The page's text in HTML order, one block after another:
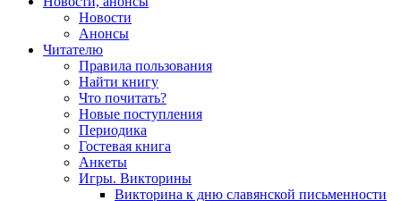
Новости
Анонсы
Читателю
Правила пользования
Найти книгу
Что почитать?
Новые поступления
Периодика
Гостевая книга
Анкеты
Игры. Викторины
Викторина к дню славянской письменности